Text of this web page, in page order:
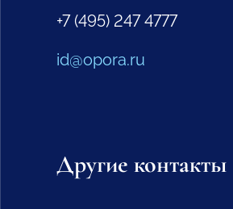
+7 (495) 247 4777
id@opora.ru
Другие контакты